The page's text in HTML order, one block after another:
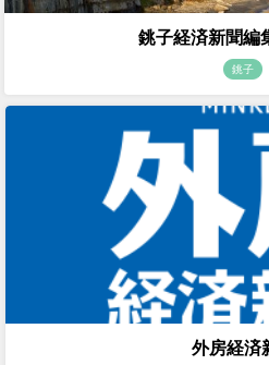
銚子経済新聞編
銚子
外房経済